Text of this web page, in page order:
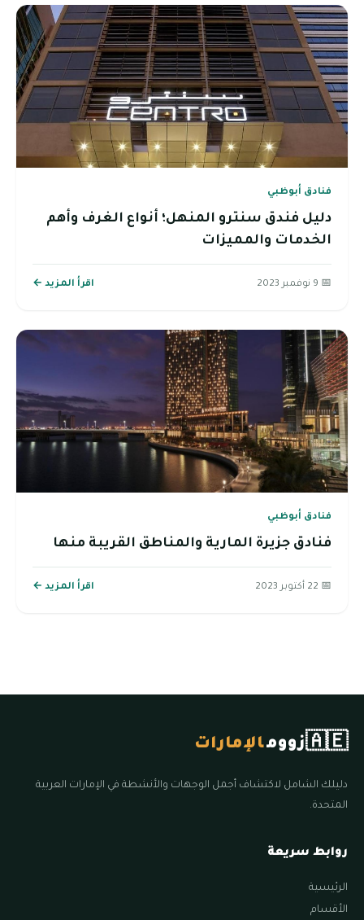
فنادق أبوظبي
دليل فندق سنترو المنهل؛ أنواع الغرف وأهم
الخدمات والمميزات
📅 9 نوفمبر 2023 اقرأ المزيد ←
فنادق أبوظبي
فنادق جزيرة المارية والمناطق القريبة منها
📅 22 أكتوبر 2023 اقرأ المزيد ←
🇦🇪زوومالإمارات
دليلك الشامل لاكتشاف أجمل الوجهات والأنشطة في الإمارات العربية
المتحدة.
روابط سريعة
الرئيسية
الأقسام